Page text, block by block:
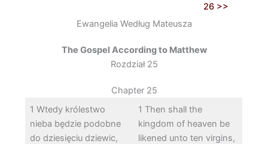
26 >>
Ewangelia Według Mateusza
The Gospel According to Matthew
Rozdział 25
Chapter 25
1 Wtedy królestwo
nieba będzie podobne
do dziesięciu dziewic,
1 Then shall the
kingdom of heaven be
likened unto ten virgins,